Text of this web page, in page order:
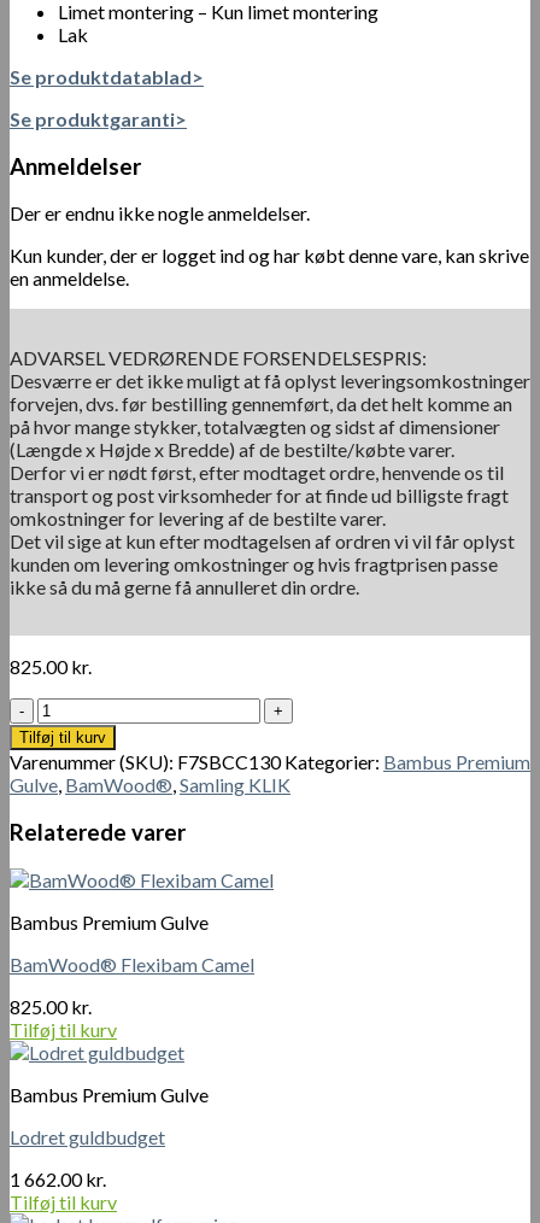
Limet montering – Kun limet montering
Lak
Se produktdatablad>
Se produktgaranti>
Anmeldelser
Der er endnu ikke nogle anmeldelser.
Kun kunder, der er logget ind og har købt denne vare, kan skrive
en anmeldelse.
ADVARSEL VEDRØRENDE FORSENDELSESPRIS:
Desværre er det ikke muligt at få oplyst leveringsomkostninger
forvejen, dvs. før bestilling gennemført, da det helt komme an
på hvor mange stykker, totalvægten og sidst af dimensioner
(Længde x Højde x Bredde) af de bestilte/købte varer.
Derfor vi er nødt først, efter modtaget ordre, henvende os til
transport og post virksomheder for at finde ud billigste fragt
omkostninger for levering af de bestilte varer.
Det vil sige at kun efter modtagelsen af ordren vi vil får oplyst
kunden om levering omkostninger og hvis fragtprisen passe
ikke så du må gerne få annulleret din ordre.
825.00kr.
BamWood®
Flexibam
Caramel
antal
Tilføj til kurv
Varenummer (SKU): F7SBCC130 Kategorier: Bambus Premium
Gulve, BamWood®,Samling KLIK
Relaterede varer
Bambus Premium Gulve
BamWood® Flexibam Camel
825.00kr.
Tilføj til kurv
Bambus Premium Gulve
Lodret guldbudget
1 662.00kr.
Tilføj til kurv